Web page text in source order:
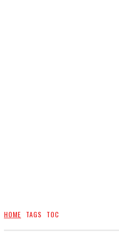
HOME TAGS ТОС